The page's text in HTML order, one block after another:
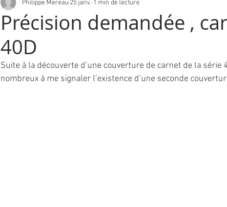
Précision demandée ,
40D
Philippe Mereau 25 janv. 1 min de lecture
Suite à la découverte d’une couverture de carnet de la série
nombreux à me signaler l’existence d’une seconde